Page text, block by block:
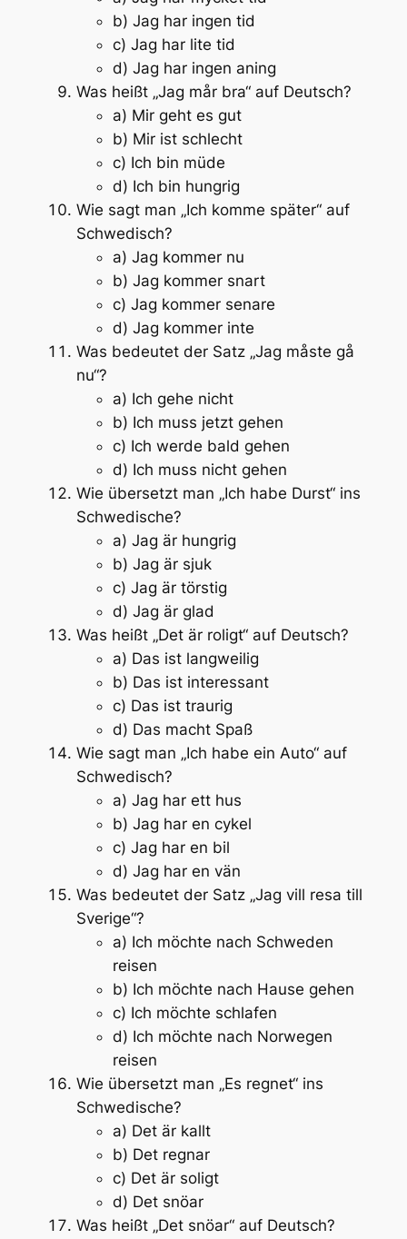
b) Jag har ingen tid
c) Jag har lite tid
d) Jag har ingen aning
Was heißt „Jag mår bra“ auf Deutsch?
a) Mir geht es gut
b) Mir ist schlecht
c) Ich bin müde
d) Ich bin hungrig
Wie sagt man „Ich komme später“ auf
Schwedisch?
a) Jag kommer nu
b) Jag kommer snart
c) Jag kommer senare
d) Jag kommer inte
Was bedeutet der Satz „Jag måste gå
nu“?
a) Ich gehe nicht
b) Ich muss jetzt gehen
c) Ich werde bald gehen
d) Ich muss nicht gehen
Wie übersetzt man „Ich habe Durst“ ins
Schwedische?
a) Jag är hungrig
b) Jag är sjuk
c) Jag är törstig
d) Jag är glad
Was heißt „Det är roligt“ auf Deutsch?
a) Das ist langweilig
b) Das ist interessant
c) Das ist traurig
d) Das macht Spaß
Wie sagt man „Ich habe ein Auto“ auf
Schwedisch?
a) Jag har ett hus
b) Jag har en cykel
c) Jag har en bil
d) Jag har en vän
Was bedeutet der Satz „Jag vill resa till
Sverige“?
a) Ich möchte nach Schweden
reisen
b) Ich möchte nach Hause gehen
c) Ich möchte schlafen
d) Ich möchte nach Norwegen
reisen
Wie übersetzt man „Es regnet“ ins
Schwedische?
a) Det är kallt
b) Det regnar
c) Det är soligt
d) Det snöar
Was heißt „Det snöar“ auf Deutsch?